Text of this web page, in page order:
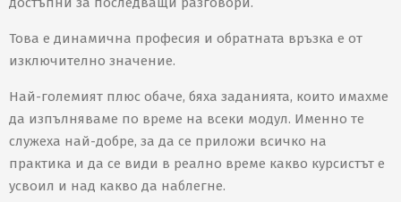
Това е динамична професия и обратната връзка е от
изключително значение.
Най-големият плюс обаче, бяха заданията, които имахме
да изпълняваме по време на всеки модул. Именно те
служеха най-добре, за да се приложи всичко на
практика и да се види в реално време какво курсистът е
усвоил и над какво да наблегне.